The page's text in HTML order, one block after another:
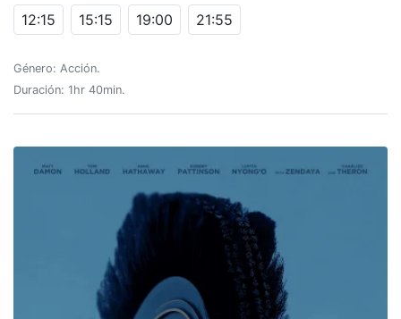
12:15
15:15
19:00 21:55
Género: Acción.
Duración: 1hr 40min.